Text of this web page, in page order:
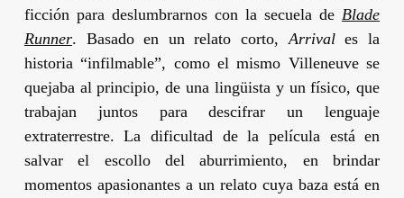
ficción para deslumbrarnos con la secuela de Blade
Runner. Basado en un relato corto, Arrivales la
historia “infilmable”, como el mismo Villeneuvese
quejaba al principio, de una lingüista y un físico, que
trabajan juntos para descifrar un lenguaje
extraterrestre. La dificultad de la película está en
salvar el escollo del aburrimiento, en brindar
momentos apasionantes a un relato cuya baza está en